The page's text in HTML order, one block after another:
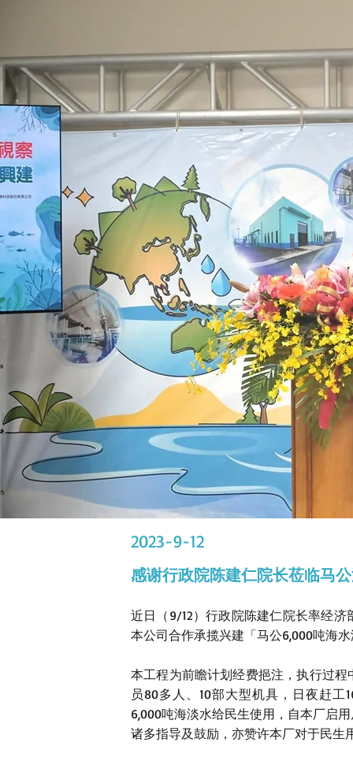
2023-9-12
感谢行政院陈建仁院长莅临马
近日（9/12）行政院陈建仁院长率经
本公司合作承揽兴建「马公6,000吨海
本工程为前瞻计划经费挹注，执行过
员80多人、10部大型机具，日夜赶工
6,000吨海淡水给民生使用，自本厂启
诸多指导及鼓励，亦赞许本厂对于民生